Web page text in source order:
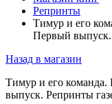
Репринты
Тимур и его
Первый выпуск.
Назад в магазин
Тимур и его
выпуск. Репринты